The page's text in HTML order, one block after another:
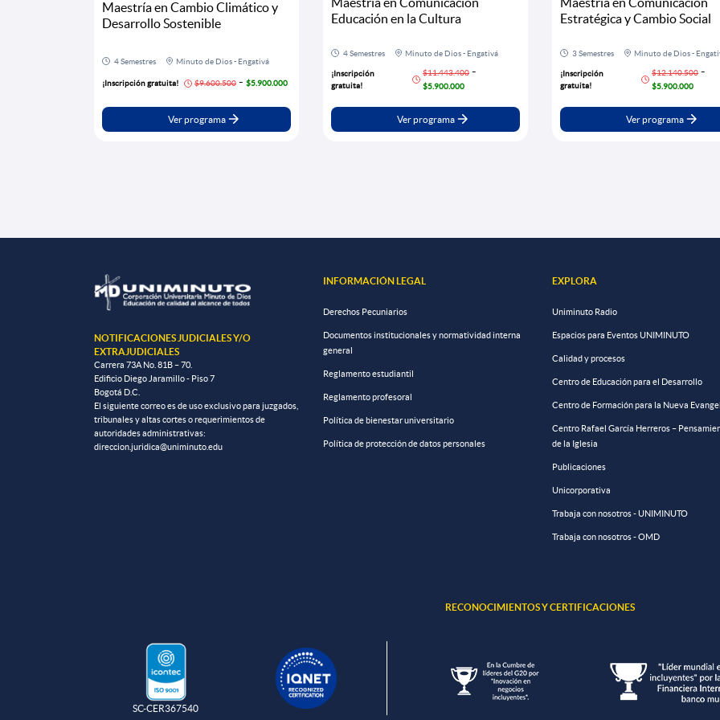
Maestría en Cambio Climático y
Desarrollo Sostenible
4 Semestres Minuto de Dios - Engativá
¡Inscripción gratuita! $9.600.500 - $5.900.000
Ver programa
Educación en la Cultura
4 Semestres Minuto de Dios - Engativá
¡Inscripción
gratuita!
$11.443.400-
$5.900.000
Ver programa
Estratégica y Cambio Social
3 Semestres Minuto de Dios -
¡Inscripción
gratuita!
$12.140.500-
$5.900.000
Ver programa
NOTIFICACIONES JUDICIALES Y/O
EXTRAJUDICIALES
Carrera 73A No. 81B – 70.
Edificio Diego Jaramillo - Piso 7
Bogotá D.C.
El siguiente correo es de uso exclusivo para juzgados,
tribunales y altas cortes o requerimientos de
autoridades administrativas:
direccion.juridica@uniminuto.edu
INFORMACIÓN LEGAL
Derechos Pecuniarios
Documentos institucionales y normatividad interna
general
Reglamento estudiantil
Reglamento profesoral
Política de bienestar universitario
Política de protección de datos personales
EXPLORA
Uniminuto Radio
Espacios para Eventos UNIMINUTO
Calidad y procesos
Centro de Educación para el Desarrollo
Centro de Formación para la Nueva
Centro Rafael García Herreros –
de la Iglesia
Publicaciones
Unicorporativa
Trabaja con nosotros - UNIMINUTO
Trabaja con nosotros - OMD
RECONOCIMIENTOS Y CERTIFICACIONES
SC-CER367540